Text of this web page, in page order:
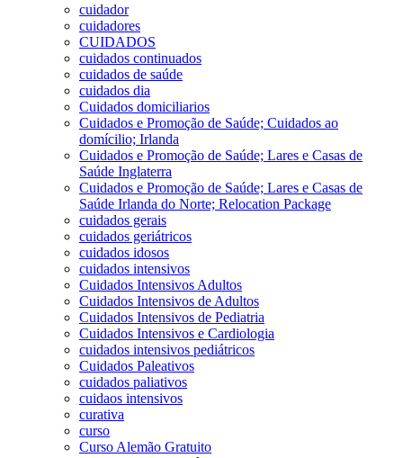
cuidador
cuidadores
CUIDADOS
cuidados continuados
cuidados de saúde
cuidados dia
Cuidados domiciliarios
Cuidados e Promoção de Saúde; Cuidados ao
domícilio; Irlanda
Cuidados e Promoção de Saúde; Lares e Casas de
Saúde Inglaterra
Cuidados e Promoção de Saúde; Lares e Casas de
Saúde Irlanda do Norte; Relocation Package
cuidados gerais
cuidados geriátricos
cuidados idosos
cuidados intensivos
Cuidados Intensivos Adultos
Cuidados Intensivos de Adultos
Cuidados Intensivos de Pediatria
Cuidados Intensivos e Cardiologia
cuidados intensivos pediátricos
Cuidados Paleativos
cuidados paliativos
cuidaos intensivos
curativa
curso
Curso Alemão Gratuito